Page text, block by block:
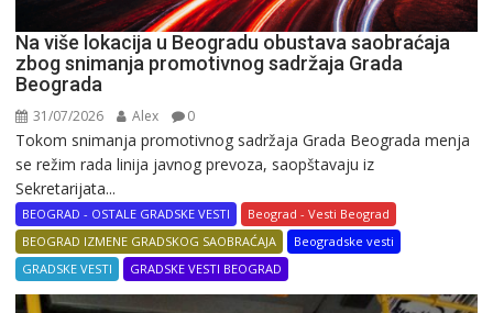
Na više lokacija u Beogradu obustava saobraćaja
zbog snimanja promotivnog sadržaja Grada
Beograda
31/07/2026 Alex 0
Tokom snimanja promotivnog sadržaja Grada Beograda menja
se režim rada linija javnog prevoza, saopštavaju iz
Sekretarijata...
BEOGRAD - OSTALE GRADSKE VESTI
Beograd - Vesti Beograd
BEOGRAD IZMENE GRADSKOG SAOBRAĆAJA
Beogradske vesti
GRADSKE VESTI
GRADSKE VESTI BEOGRAD